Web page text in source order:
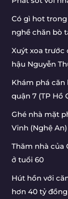
Có gì hot trong
nghề chăn bò
Xuýt xoa trước
hậu Nguyễn
Khám phá căn
quận 7 (TP Hồ
Ghé nhà mặt
Vinh (Nghệ An)
Thăm nhà của
ở tuổi 60
Hút hồn với
hơn 40 tỷ đồng